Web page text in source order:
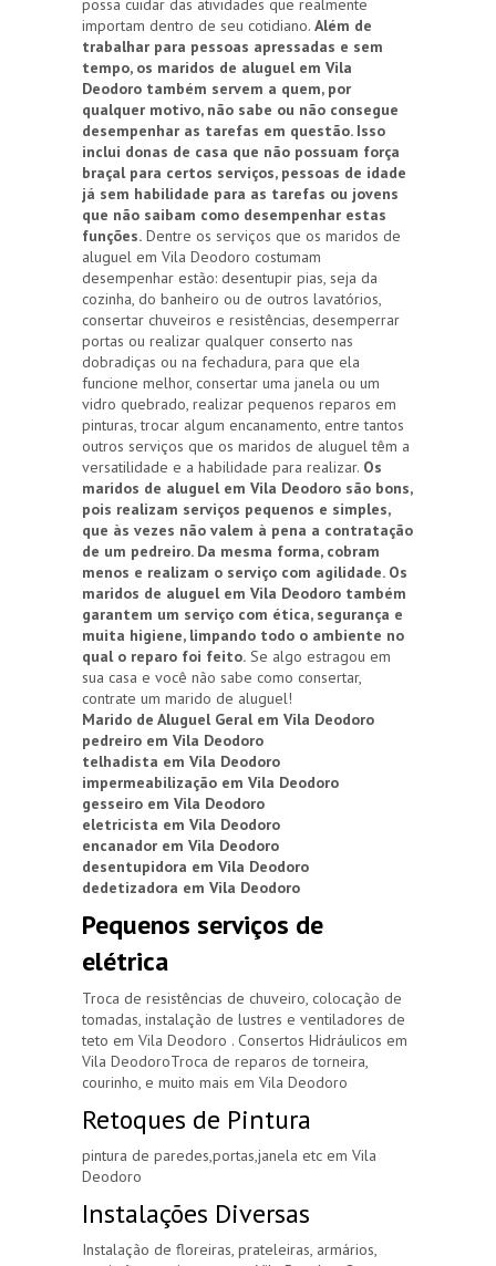
possa cuidar das atividades que realmente
importam dentro de seu cotidiano. Além de
trabalhar para pessoas apressadas e sem
tempo, os maridos de aluguel em Vila
Deodoro também servem a quem, por
qualquer motivo, não sabe ou não consegue
desempenhar as tarefas em questão. Isso
inclui donas de casa que não possuam força
braçal para certos serviços, pessoas de idade
já sem habilidade para as tarefas ou jovens
que não saibam como desempenhar estas
funções. Dentre os serviços que os maridos de
aluguel em Vila Deodoro costumam
desempenhar estão: desentupir pias, seja da
cozinha, do banheiro ou de outros lavatórios,
consertar chuveiros e resistências, desemperrar
portas ou realizar qualquer conserto nas
dobradiças ou na fechadura, para que ela
funcione melhor, consertar uma janela ou um
vidro quebrado, realizar pequenos reparos em
pinturas, trocar algum encanamento, entre tantos
outros serviços que os maridos de aluguel têm a
versatilidade e a habilidade para realizar. Os
maridos de aluguel em Vila Deodoro são bons,
pois realizam serviços pequenos e simples,
que às vezes não valem à pena a contratação
de um pedreiro. Da mesma forma, cobram
menos e realizam o serviço com agilidade. Os
maridos de aluguel em Vila Deodoro também
garantem um serviço com ética, segurança e
muita higiene, limpando todo o ambiente no
qual o reparo foi feito. Se algo estragou em
sua casa e você não sabe como consertar,
contrate um marido de aluguel!
Marido de Aluguel Geral em Vila Deodoro
pedreiro em Vila Deodoro
telhadista em Vila Deodoro
impermeabilização em Vila Deodoro
gesseiro em Vila Deodoro
eletricista em Vila Deodoro
encanador em Vila Deodoro
desentupidora em Vila Deodoro
dedetizadora em Vila Deodoro
Pequenos serviços de
elétrica
Troca de resistências de chuveiro, colocação de
tomadas, instalação de lustres e ventiladores de
teto em Vila Deodoro . Consertos Hidráulicos em
Vila DeodoroTroca de reparos de torneira,
courinho, e muito mais em Vila Deodoro
Retoques de Pintura
pintura de paredes,portas,janela etc em Vila
Deodoro
Instalações Diversas
Instalação de floreiras, prateleiras, armários,